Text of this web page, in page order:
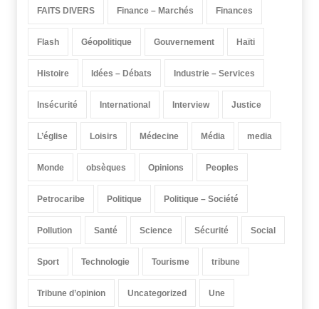
FAITS DIVERS Finance – Marchés Finances
Flash Géopolitique Gouvernement Haïti
Histoire Idées – Débats Industrie – Services
Insécurité International Interview Justice
L’église Loisirs Médecine Média media
Monde obsèques Opinions Peoples
Petrocaribe Politique Politique – Société
Pollution Santé Science Sécurité Social
Sport Technologie Tourisme tribune
Tribune d’opinion Uncategorized Une